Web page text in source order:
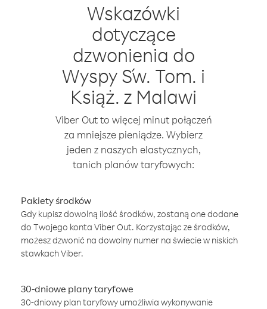
Wskazówki
dotyczące
dzwonienia do
Wyspy Św. Tom. i
Książ. z Malawi
Viber Out to więcej minut połączeń
za mniejsze pieniądze. Wybierz
jeden z naszych elastycznych,
tanich planów taryfowych:
Pakiety środków
Gdy kupisz dowolną ilość środków, zostaną one dodane
do Twojego konta Viber Out. Korzystając ze środków,
możesz dzwonić na dowolny numer na świecie w niskich
stawkach Viber.
30-dniowe plany taryfowe
30-dniowy plan taryfowy umożliwia wykonywanie